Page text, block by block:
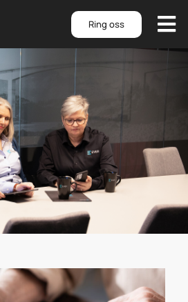
Ring oss